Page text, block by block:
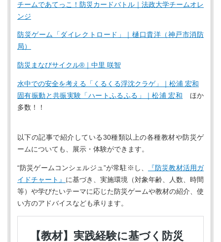
チームであてっこ！防災カードバトル｜法政大学チームオレ
ンジ
防災ゲーム「ダイレクトロード」｜樋口貴洋（神戸市消防
局）
防災まなびサイクル®︎｜中里 咲智
水中での安全を考える「くるくる浮沈クラゲ」｜松浦 宏和
固有振動と共振実験「ハートふるふる」｜松浦 宏和 ほか
多数！！
以下の記事で紹介している30種類以上の各種教材や防災ゲ
ームについても、展示・体験ができます。
“防災ゲームコンシェルジュ”が常駐※し、
『防災教材活用ガ
イドチャート』 に基づき、実施環境（対象年齢、人数、時間
等）や学びたいテーマに応じた防災ゲームや教材の紹介、使
い方のアドバイスなども承ります。